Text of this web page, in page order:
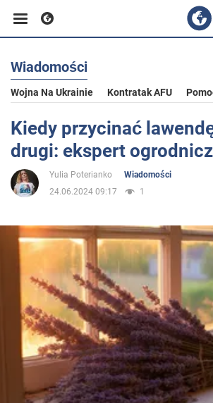
Biznes
Sport
Rozrywka
Polityka
Społeczeństwo
Wojna na Ukrainie
Świat
Wiadomości
Wojna Na Ukrainie Kontratak AFU
Kiedy przycinać
drugi: ekspert
Yulia Poterianko
Wiadomości
24.06.2024 09:17
1